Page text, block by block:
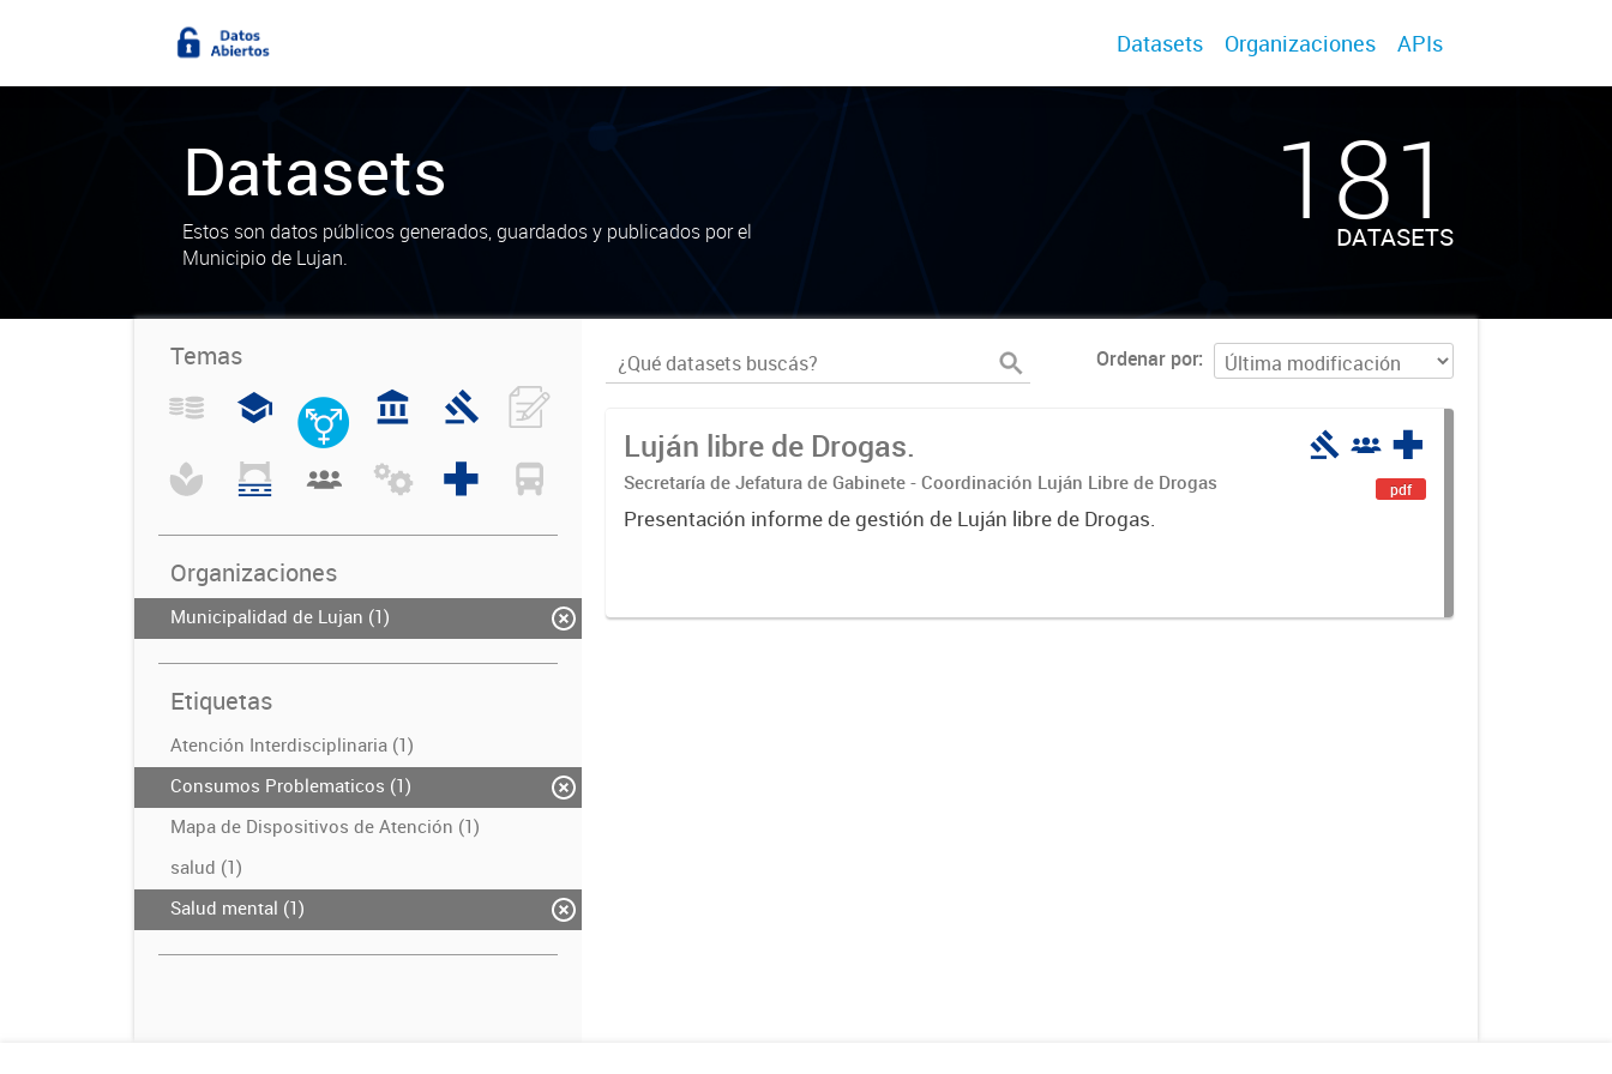
Datasets Organizaciones APIs
Datasets
Estos son datos públicos generados, guardados y publicados por el
Municipio de Lujan.
181
DATASETS
Temas
Organizaciones
Municipalidad de Lujan (1)
Etiquetas
Atención Interdisciplinaria (1)
Consumos Problematicos (1)
Mapa de Dispositivos de Atención (1)
salud (1)
Salud mental (1)
Ordenar por
Luján libre de Drogas.
Secretaría de Jefatura de Gabinete - Coordinación Luján Libre de Drogas
Presentación informe de gestión de Luján libre de Drogas.
pdf